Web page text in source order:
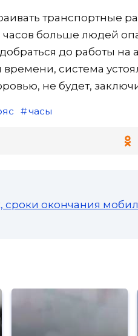
транспортные
больше людей
до работы на
система
не будет,
часы
сроки окончания